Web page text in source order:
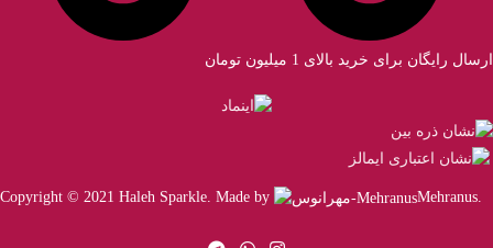
ارسال رایگان برای خرید بالای 1 میلیون تومان
Copyright © 2021 Haleh Sparkle. Made by Mehranus.